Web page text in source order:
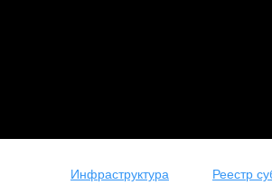
Инфраструктура
Реестр